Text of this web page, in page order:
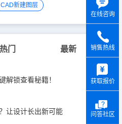
CAD新建图层
热门 最新
解锁查看秘籍！
让设计长出新可能
在线咨询
销售热线
获取报价
问答社区